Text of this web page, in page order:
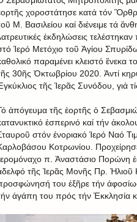
χοροστάτησε κατά τόν
Μ. Βασιλείου καί διένειμε τά
ἐκδηλώσεις
Ἱερό Μετόχιο τοῦ Ἁγίου
παραμένει κλειστό ἓνεκα
30ῆς Ὀκτωβρίου 2020. Ἀντί
τῆς Ἱερᾶς Συνόδου, γιά
ἀπόγευμα τῆς ἑορτῆς ὁ
ἑσπερινό καί τήν
στόν ἐνοριακό Ἱερό Ναό
Κοτρωνίου.
π. Ἀναστάσιο Πορώνη
τῆς Ἱερᾶς Μονῆς Πρ.
του ἐξῆρε τήν
ἀγάπη του πρός τήν Ἐκκλησία